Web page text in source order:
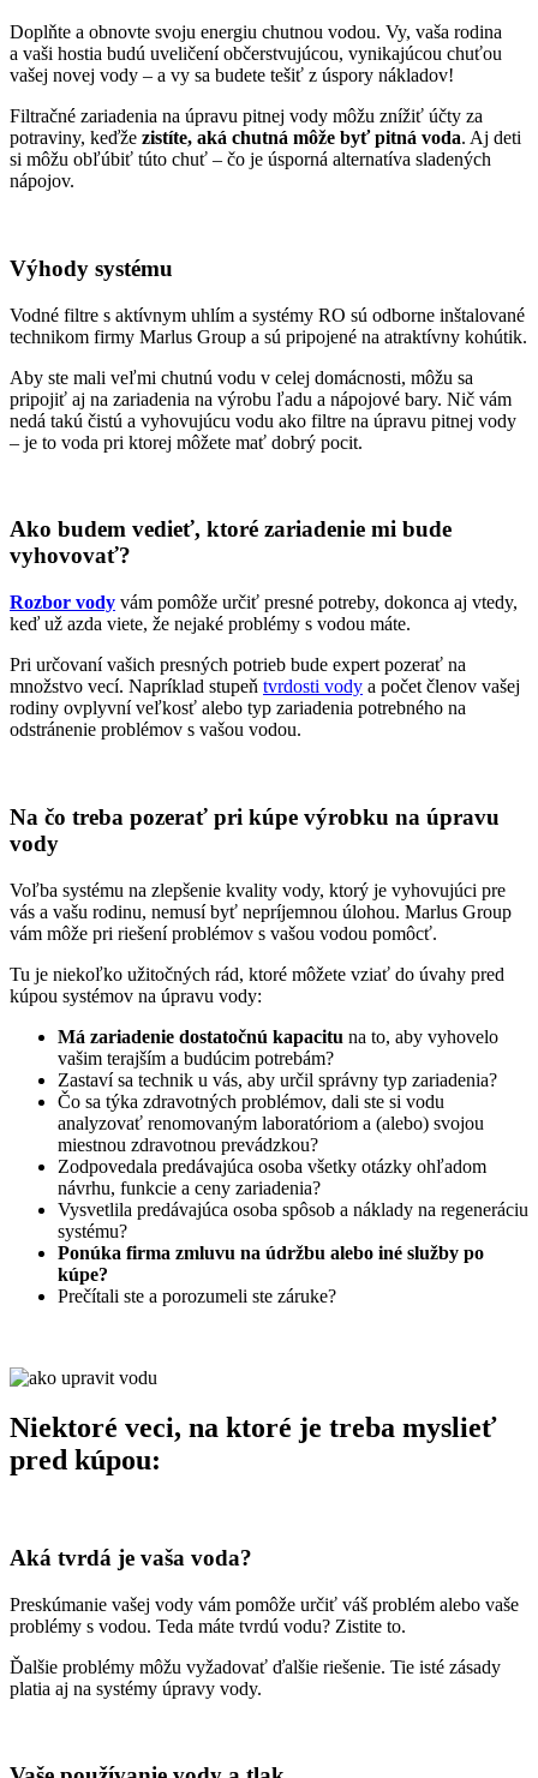
Doplňte a obnovte svoju energiu chutnou vodou. Vy, vaša rodina
a vaši hostia budú uveličení občerstvujúcou, vynikajúcou chuťou
vašej novej vody – a vy sa budete tešiť z úspory nákladov!
Filtračné zariadenia na úpravu pitnej vody môžu znížiť účty za
potraviny, keďže zistíte, aká chutná môže byť pitná voda. Aj deti
si môžu obľúbiť túto chuť – čo je úsporná alternatíva sladených
nápojov.
Výhody systému
Vodné filtre s aktívnym uhlím a systémy RO sú odborne inštalované
technikom firmy Marlus Group a sú pripojené na atraktívny kohútik.
Aby ste mali veľmi chutnú vodu v celej domácnosti, môžu sa
pripojiť aj na zariadenia na výrobu ľadu a nápojové bary. Nič vám
nedá takú čistú a vyhovujúcu vodu ako filtre na úpravu pitnej vody
– je to voda pri ktorej môžete mať dobrý pocit.
Ako budem vedieť, ktoré zariadenie mi bude
vyhovovať?
Rozbor vody vám pomôže určiť presné potreby, dokonca aj vtedy,
keď už azda viete, že nejaké problémy s vodou máte.
Pri určovaní vašich presných potrieb bude expert pozerať na
množstvo vecí. Napríklad stupeň tvrdosti vody a počet členov vašej
rodiny ovplyvní veľkosť alebo typ zariadenia potrebného na
odstránenie problémov s vašou vodou.
Na čo treba pozerať pri kúpe výrobku na úpravu
vody
Voľba systému na zlepšenie kvality vody, ktorý je vyhovujúci pre
vás a vašu rodinu, nemusí byť nepríjemnou úlohou. Marlus Group
vám môže pri riešení problémov s vašou vodou pomôcť.
Tu je niekoľko užitočných rád, ktoré môžete vziať do úvahy pred
kúpou systémov na úpravu vody:
Má zariadenie dostatočnú kapacitu na to, aby vyhovelo
vašim terajším a budúcim potrebám?
Zastaví sa technik u vás, aby určil správny typ zariadenia?
Čo sa týka zdravotných problémov, dali ste si vodu
analyzovať renomovaným laboratóriom a (alebo) svojou
miestnou zdravotnou prevádzkou?
Zodpovedala predávajúca osoba všetky otázky ohľadom
návrhu, funkcie a ceny zariadenia?
Vysvetlila predávajúca osoba spôsob a náklady na regeneráciu
systému?
Ponúka firma zmluvu na údržbu alebo iné služby po
kúpe?
Prečítali ste a porozumeli ste záruke?
Niektoré veci, na ktoré je treba myslieť
pred kúpou:
Aká tvrdá je vaša voda?
Preskúmanie vašej vody vám pomôže určiť váš problém alebo vaše
problémy s vodou. Teda máte tvrdú vodu? Zistite to.
Ďalšie problémy môžu vyžadovať ďalšie riešenie. Tie isté zásady
platia aj na systémy úpravy vody.